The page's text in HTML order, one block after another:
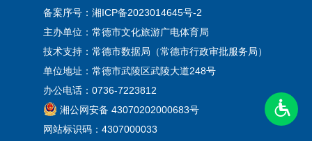
备案序号：湘ICP备2023014645号-2
主办单位：常德市文化旅游广电体育局
技术支持：常德市数据局（常德市行政审批服务局）
单位地址：常德市武陵区武陵大道248号
办公电话：0736-7223812
湘公网安备 43070202000683号
网站标识码：4307000033